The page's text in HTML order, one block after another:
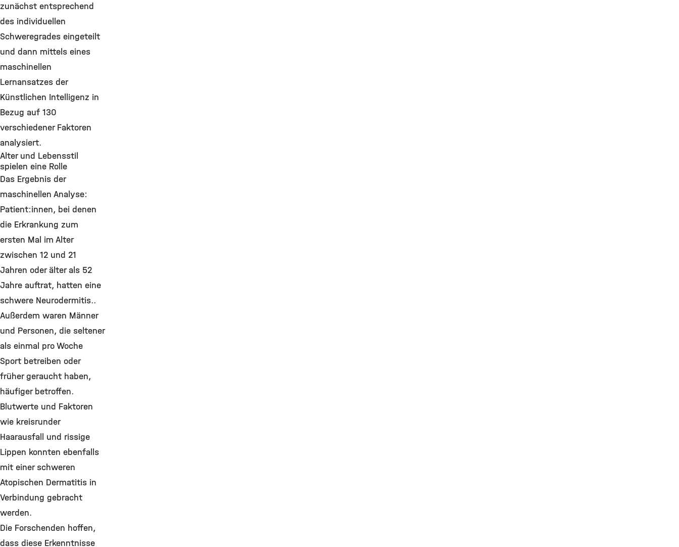
zunächst entsprechend
des individuellen
Schweregrades eingeteilt
und dann mittels eines
maschinellen
Lernansatzes der
Künstlichen Intelligenz in
Bezug auf 130
verschiedener Faktoren
analysiert.
Alter und Lebensstil
spielen eine Rolle
Das Ergebnis der
maschinellen Analyse:
Patient:innen, bei denen
die Erkrankung zum
ersten Mal im Alter
zwischen 12 und 21
Jahren oder älter als 52
Jahre auftrat, hatten eine
schwere Neurodermitis..
Außerdem waren Männer
und Personen, die seltener
als einmal pro Woche
Sport betreiben oder
früher geraucht haben,
häufiger betroffen.
Blutwerte und Faktoren
wie kreisrunder
Haarausfall und rissige
Lippen konnten ebenfalls
mit einer schweren
Atopischen Dermatitis in
Verbindung gebracht
werden.
Die Forschenden hoffen,
dass diese Erkenntnisse